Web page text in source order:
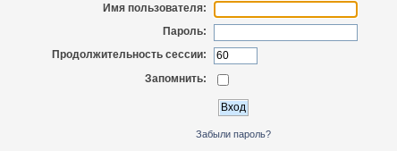
Имя пользователя:
Пароль:
Продолжительность сессии:
Запомнить:
Забыли пароль?